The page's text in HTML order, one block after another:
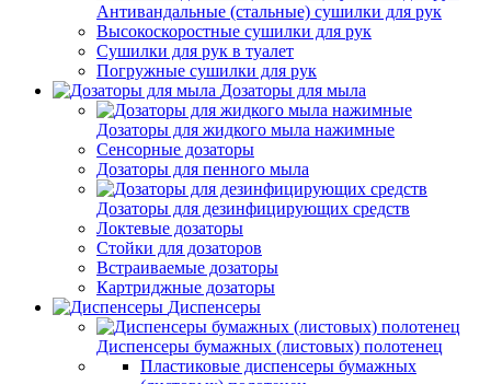
Антивандальные (стальные) сушилки для рук
Высокоскоростные сушилки для рук
Сушилки для рук в туалет
Погружные сушилки для рук
Дозаторы для мыла
Дозаторы для жидкого мыла нажимные
Сенсорные дозаторы
Дозаторы для пенного мыла
Дозаторы для дезинфицирующих средств
Локтевые дозаторы
Стойки для дозаторов
Встраиваемые дозаторы
Картриджные дозаторы
Диспенсеры
Диспенсеры бумажных (листовых) полотенец
Пластиковые диспенсеры бумажных